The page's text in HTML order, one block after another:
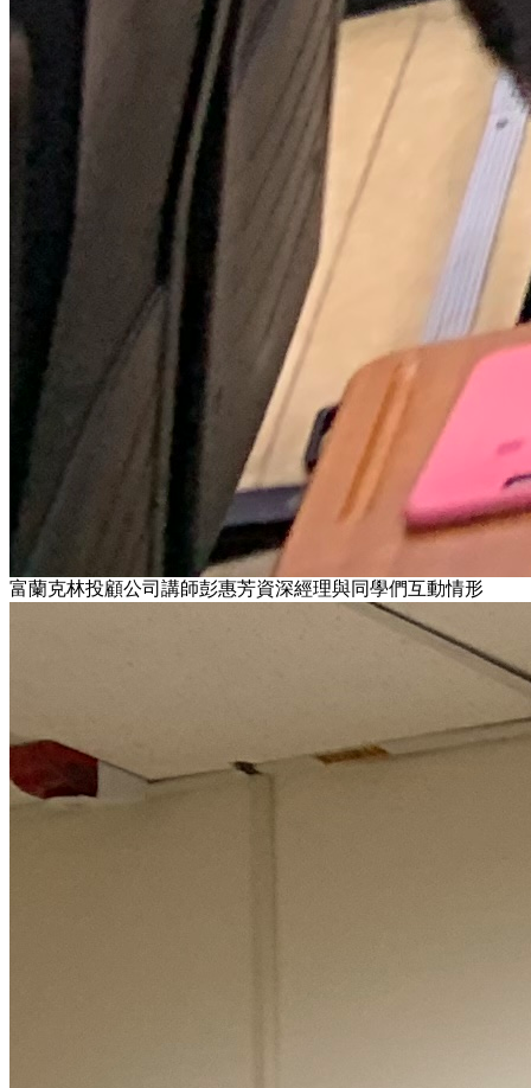
富蘭克林投顧公司講師彭惠芳資深經理與同學們互動情形